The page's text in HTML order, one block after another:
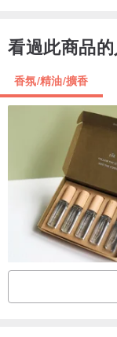
看過此商品
香氛/精油/擴香